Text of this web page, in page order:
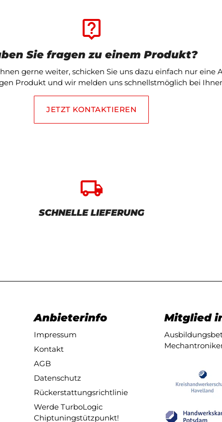
live_help
Sie fragen zu einem Produkt?
gerne weiter, schicken Sie uns dazu einfach nur eine
Produkt und wir melden uns schnellstmöglich bei
JETZT KONTAKTIEREN
local_shipping
SCHNELLE LIEFERUNG
Anbieterinfo
Impressum
Kontakt
AGB
Datenschutz
Rückerstattungsrichtlinie
Werde TurboLogic
Chiptuningstützpunkt!
Mitglied